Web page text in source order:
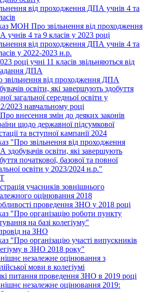
від проходження ДПА учнів 4 та
МОН Про звільнення від проходження
учнів 4 та 9 класів у 2023 році
від проходження ДПА учнів 4 та
у 2022-2023 н.р.
році учні 11 класів звільняються від
ДПА
звільнення від проходження ДПА
освіти, які завершують здобуття
загальної середньої освіти у
2023 навчальному році
внесення змін до деяких законів
щодо державної підсумкової
та вступної кампанії 2024
"Про звільнення від проходження
здобувачів освіти, які завершують
початкової, базової та повної
освіти у 2023/2024 н.р."
учасників зовнішнього
оцінювання 2018
проведення ЗНО у 2018 році
"Про організацію роботи пункту
на базі колегіуму"
на ЗНО
"Про організацію участі випускників
в ЗНО 2018 року"
незалежне оцінювання з
мови в колегіумі
питання проведення ЗНО в 2019 році
незалежне оцінювання 2019: